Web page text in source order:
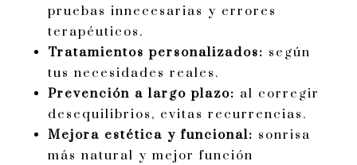
pruebas innecesarias y errores
terapéuticos.
Tratamientos personalizados: según
tus necesidades reales.
Prevención a largo plazo: al corregir
desequilibrios, evitas recurrencias.
Mejora estética y funcional: sonrisa
más natural y mejor función